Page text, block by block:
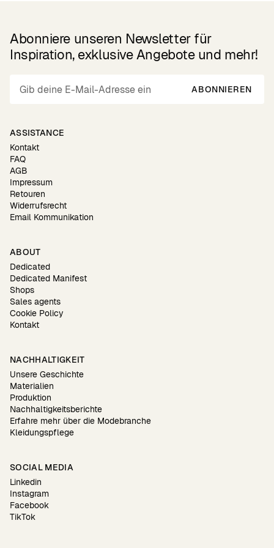
Abonniere unseren Newsletter für
Inspiration, exklusive Angebote und mehr!
ABONNIEREN
ASSISTANCE
Kontakt
FAQ
AGB
Impressum
Retouren
Widerrufsrecht
Email Kommunikation
ABOUT
Dedicated
Dedicated Manifest
Shops
Sales agents
Cookie Policy
Kontakt
NACHHALTIGKEIT
Unsere Geschichte
Materialien
Produktion
Nachhaltigkeitsberichte
Erfahre mehr über die Modebranche
Kleidungspflege
SOCIAL MEDIA
Linkedin
Instagram
Facebook
TikTok